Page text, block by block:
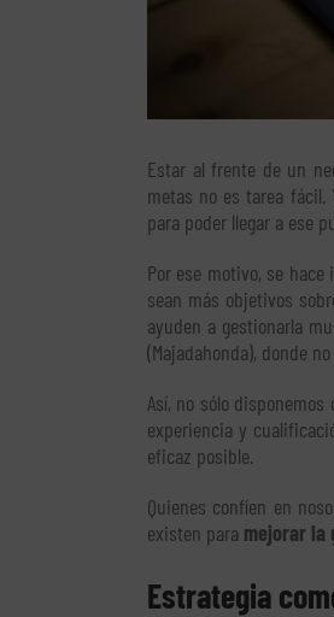
Estar al frente de un
metas no es tarea
para poder llegar a ese
Por ese motivo, se
sean más objetivos
ayuden a gestionarla
(Majadahonda), donde
Así, no sólo disponemos
experiencia y
eficaz posible.
Quienes confíen en
existen para mejorar la
Estrategia